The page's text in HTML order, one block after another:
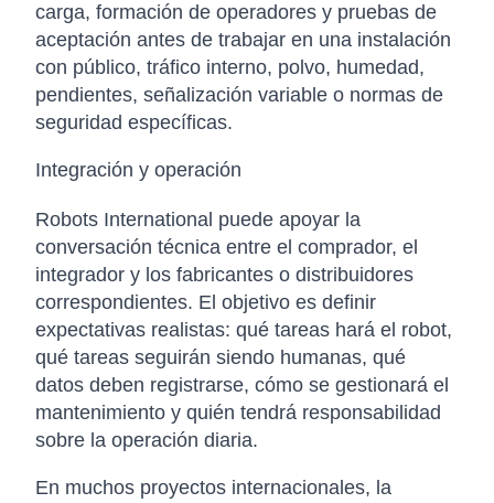
carga, formación de operadores y pruebas de
aceptación antes de trabajar en una instalación
con público, tráfico interno, polvo, humedad,
pendientes, señalización variable o normas de
seguridad específicas.
Integración y operación
Robots International puede apoyar la
conversación técnica entre el comprador, el
integrador y los fabricantes o distribuidores
correspondientes. El objetivo es definir
expectativas realistas: qué tareas hará el robot,
qué tareas seguirán siendo humanas, qué
datos deben registrarse, cómo se gestionará el
mantenimiento y quién tendrá responsabilidad
sobre la operación diaria.
En muchos proyectos internacionales, la